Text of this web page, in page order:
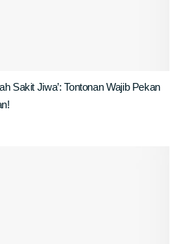
Sakit Jiwa’: Tontonan Wajib Pekan